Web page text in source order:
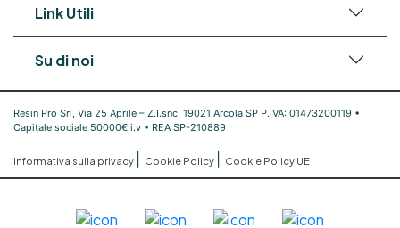
Link Utili
Su di noi
Resin Pro Srl, Via 25 Aprile – Z.I.snc, 19021 Arcola SP P.IVA: 01473200119 •
Capitale sociale 50000€ i.v • REA SP-210889
Informativa sulla privacy Cookie Policy Cookie Policy UE